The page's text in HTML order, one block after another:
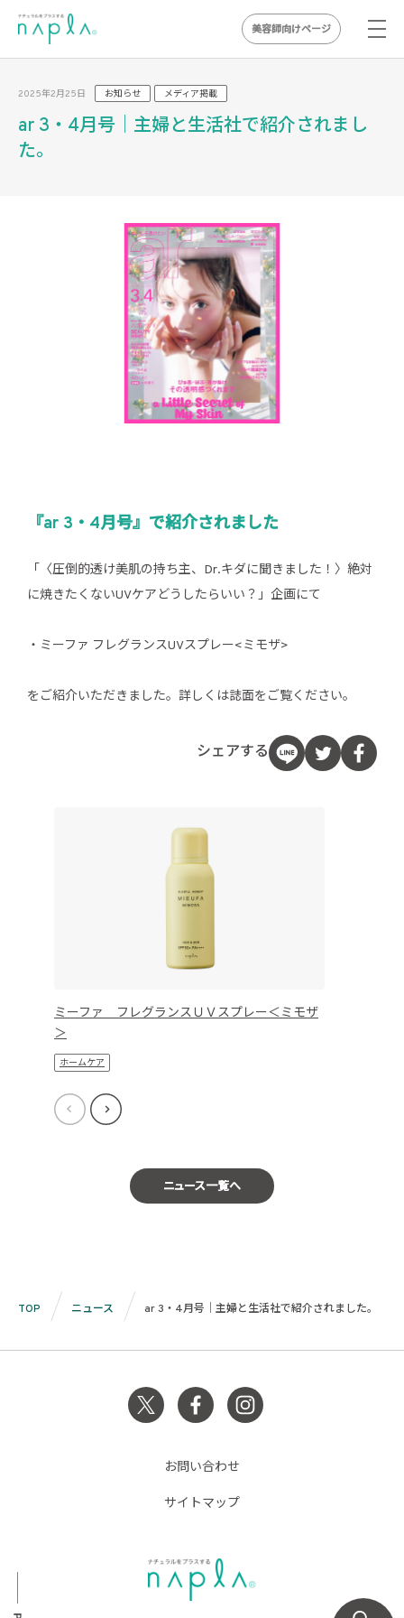
content
美容師向けページ
2025年2月25日 お知らせ メディア掲載
ar 3・4月号｜主婦と生活社で紹介されまし
た。
『ar 3・4月号』で紹介されました
「〈圧倒的透け美肌の持ち主、Dr.キダに聞きました！〉絶対
に焼きたくないUVケアどうしたらいい？」企画にて
・ミーファ フレグランスUVスプレー<ミモザ>
をご紹介いただきました。詳しくは誌面をご覧ください。
シェアする
ミーファ フレグランスＵＶスプレー＜ミモザ
＞
ホームケア
ニュース一覧へ
TOP ニュース ar 3・4月号｜主婦と生活社で紹介されました。
お問い合わせ
サイトマップ